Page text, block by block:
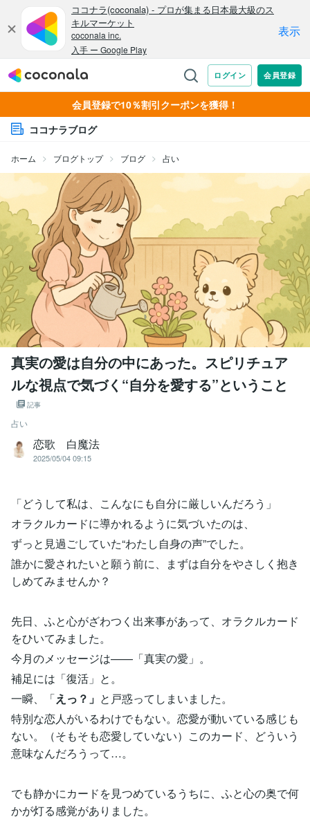
会員登録で10％割引クーポンを獲得！
ココナラブログ
ホーム ブログトップ ブログ 占い
真実の愛は自分の中にあった。スピリチュア
ルな視点で気づく“自分を愛する”ということ
記事
占い
恋歌 白魔法
2025/05/04 09:15
「どうして私は、こんなにも自分に厳しいんだろう」
オラクルカードに導かれるように気づいたのは、
ずっと見過ごしていた“わたし自身の声”でした。
誰かに愛されたいと願う前に、まずは自分をやさしく抱き
しめてみませんか？
先日、ふと心がざわつく出来事があって、オラクルカード
をひいてみました。
今月のメッセージは——「真実の愛」。
補足には「復活」と。
一瞬、「えっ？」 と戸惑ってしまいました。
特別な恋人がいるわけでもない。恋愛が動いている感じも
ない。（そもそも恋愛していない）このカード、どういう
意味なんだろうって…。
でも静かにカードを見つめているうちに、ふと心の奥で何
かが灯る感覚がありました。